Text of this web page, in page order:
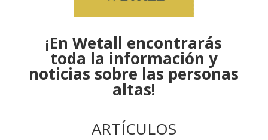
¡En Wetall encontrarás
toda la información y
noticias sobre las personas
altas!
ARTÍCULOS